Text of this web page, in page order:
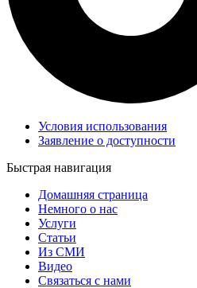
Условия использования
Заявление о доступности
Быстрая навигация
Домашняя страница
Немного о нас
Услуги
Статьи
Из СМИ
Видео
Связаться с нами